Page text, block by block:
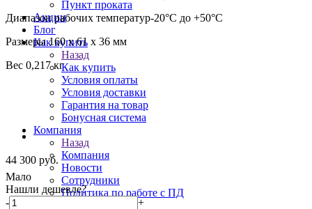
Пункт проката
Акции
Блог
Как купить
Назад
Как купить
Условия оплаты
Условия доставки
Гарантия на товар
Бонусная система
Компания
Назад
Компания
Новости
Сотрудники
Политика по работе с ПД
Диапазон рабочих температур-20°С до +50°С
Размеры 160 x 61 x 36 мм
Вес 0,217 кг
44 300 руб.
Мало
Нашли дешевле?
-
+